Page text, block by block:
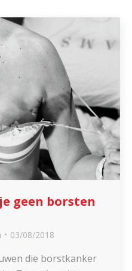
geen borsten
03/08/2018
die borstkanker